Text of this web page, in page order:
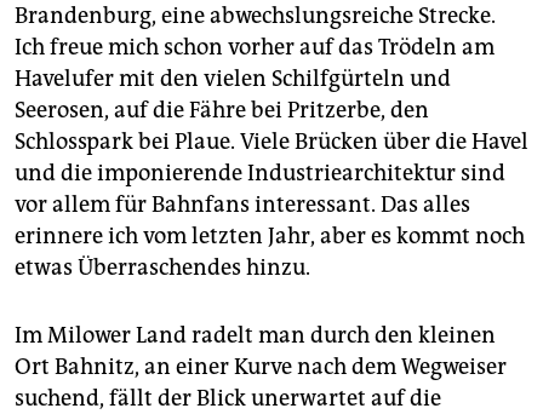
Brandenburg, eine abwechslungsreiche Strecke.
Ich freue mich schon vorher auf das Trödeln am
Havelufer mit den vielen Schilfgürteln und
Seerosen, auf die Fähre bei Pritzerbe, den
Schlosspark bei Plaue. Viele Brücken über die Havel
und die imponierende Industriearchitektur sind
vor allem für Bahnfans interessant. Das alles
erinnere ich vom letzten Jahr, aber es kommt noch
etwas Überraschendes hinzu.
Im Milower Land radelt man durch den kleinen
Ort Bahnitz, an einer Kurve nach dem Wegweiser
suchend, fällt der Blick unerwartet auf die